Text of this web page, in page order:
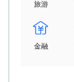
旅游
金融